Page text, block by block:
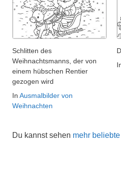
Schlitten des
Weihnachtsmanns, der von
einem hübschen Rentier
gezogen wird
In Ausmalbilder von
Weihnachten
Du kannst sehen mehr